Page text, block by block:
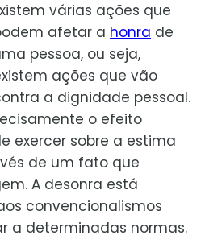
várias ações que
afetar a honra de
pessoa, ou seja,
ações que vão
a dignidade pessoal.
o efeito
exercer sobre a estima
de um fato que
A desonra está
convencionalismos
a determinadas normas.